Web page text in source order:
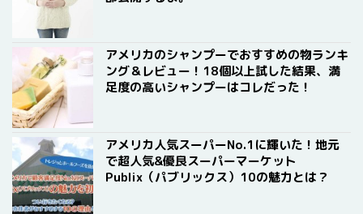
アメリカのシャンプーでおすすめの物ランキ
ング＆レビュー！18個以上試した結果、満
足度の高いシャンプーはコレだった！
アメリカ人気スーパーNo.1に輝いた！地元
で超人気&優良スーパーマーケット
Publix（パブリックス）10の魅力とは？